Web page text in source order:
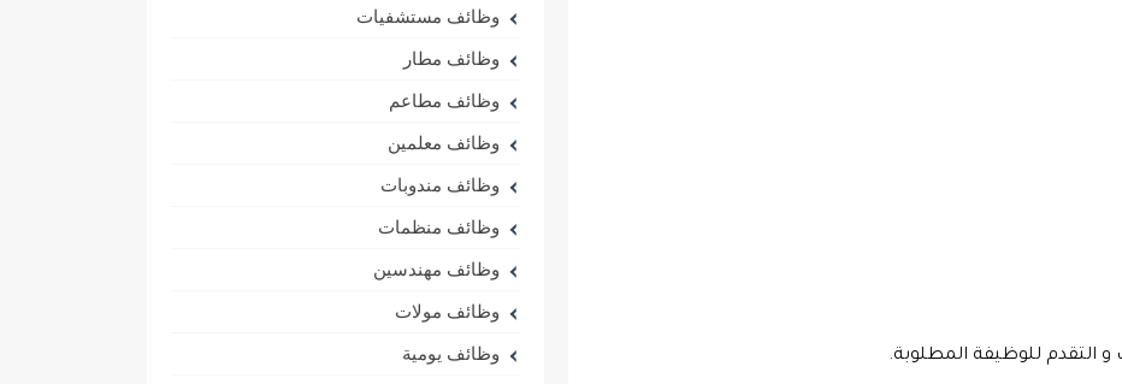
وظائف مستشفيات
وظائف مطار
وظائف مطاعم
وظائف معلمين
وظائف مندوبات
وظائف منظمات
وظائف مهندسين
وظائف مولات
وظائف يومية